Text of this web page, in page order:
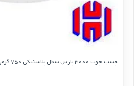
چسب چوب 3000 پارس سطل پلاستیكی 750 گرمی